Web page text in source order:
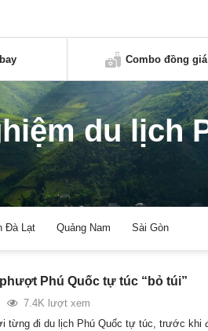
Combo đồng giá
du lịch
Đà Lạt Quảng Nam Sài Gòn
Phú Quốc tự túc “bỏ túi”
7.4K lượt xem
từng đi du lịch Phú Quốc tự túc, trước khi